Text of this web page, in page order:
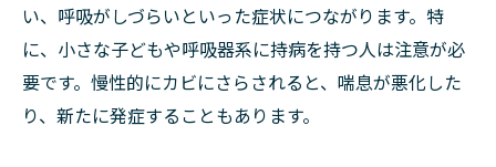
い、呼吸がしづらいといった症状につながります。特
に、小さな子どもや呼吸器系に持病を持つ人は注意が必
要です。慢性的にカビにさらされると、喘息が悪化した
り、新たに発症することもあります。